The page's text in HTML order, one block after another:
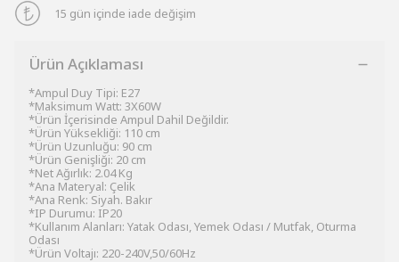
15 gün içinde iade değişim
Ürün Açıklaması
*Ampul Duy Tipi: E27
*Maksimum Watt: 3X60W
*Ürün İçerisinde Ampul Dahil Değildir.
*Ürün Yüksekliği: 110 cm
*Ürün Uzunluğu: 90 cm
*Ürün Genişliği: 20 cm
*Net Ağırlık: 2.04 Kg
*Ana Materyal: Çelik
*Ana Renk: Siyah. Bakır
*IP Durumu: IP20
*Kullanım Alanları: Yatak Odası, Yemek Odası / Mutfak, Oturma
Odası
*Ürün Voltajı: 220-240V,50/60Hz